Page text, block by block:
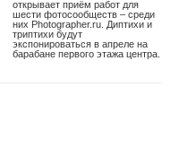
РУСС ПРЕСС ФОТО
перезапускает главное
фотоиздание страны.
Обновленный формат, первый
номер с Александром
Збруевым и масштабная